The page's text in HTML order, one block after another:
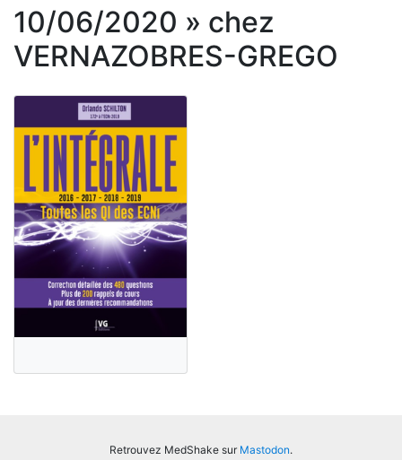
10/06/2020 » chez
VERNAZOBRES-GREGO
Retrouvez MedShake sur Mastodon.